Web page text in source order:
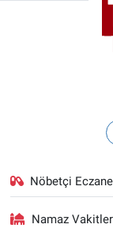
Nöbetçi
Namaz